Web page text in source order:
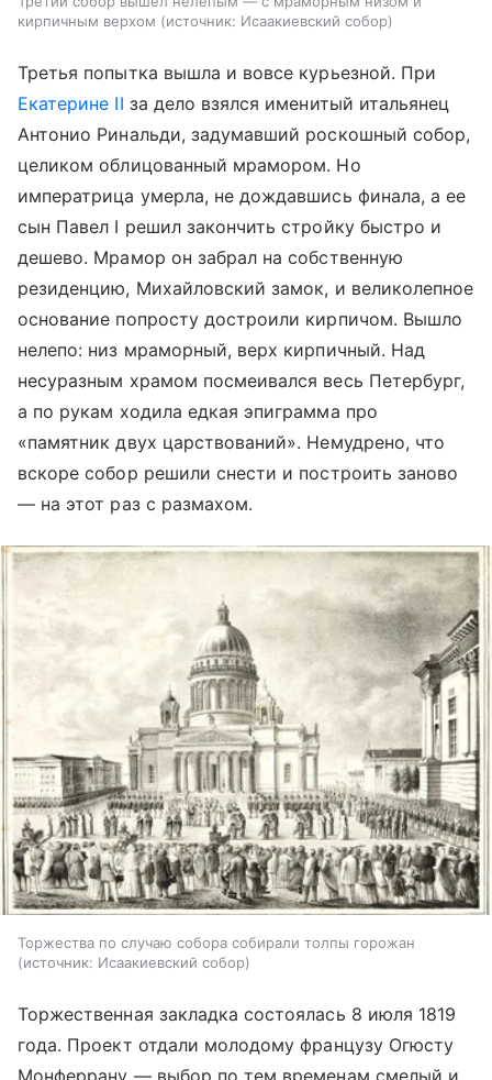
кирпичным верхом
источник: Исаакиевский собор
Третья попытка вышла и вовсе курьезной. При
Екатерине II за дело взялся именитый итальянец
Антонио Ринальди, задумавший роскошный собор,
целиком облицованный мрамором. Но
императрица умерла, не дождавшись финала, а ее
сын Павел I решил закончить стройку быстро и
дешево. Мрамор он забрал на собственную
резиденцию, Михайловский замок, и великолепное
основание попросту достроили кирпичом. Вышло
нелепо: низ мраморный, верх кирпичный. Над
несуразным храмом посмеивался весь Петербург,
а по рукам ходила едкая эпиграмма про
«памятник двух царствований». Немудрено, что
вскоре собор решили снести и построить заново
— на этот раз с размахом.
Торжества по случаю собора собирали толпы горожан
источник: Исаакиевский собор
Торжественная закладка состоялась 8 июля 1819
года. Проект отдали молодому французу Огюсту